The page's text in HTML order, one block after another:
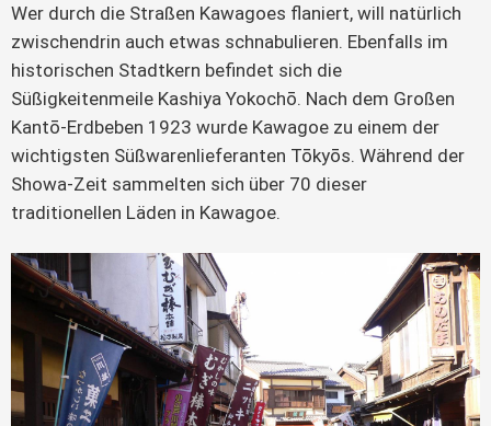
Wer durch die Straßen Kawagoes flaniert, will natürlich
zwischendrin auch etwas schnabulieren. Ebenfalls im
historischen Stadtkern befindet sich die
Süßigkeitenmeile Kashiya Yokochō. Nach dem Großen
Kantō-Erdbeben 1923 wurde Kawagoe zu einem der
wichtigsten Süßwarenlieferanten Tōkyōs. Während der
Showa-Zeit sammelten sich über 70 dieser
traditionellen Läden in Kawagoe.